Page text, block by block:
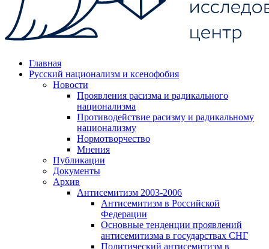
Главная
Русский национализм и ксенофобия
Новости
Проявления расизма и радикального
национализма
Противодействие расизму и радикальному
национализму
Нормотворчество
Мнения
Публикации
Документы
Архив
Антисемитизм 2003-2006
Антисемитизм в Российской
Федерации
Основные тенденции проявлений
антисемитизма в государствах СНГ
Политический антисемитизм в